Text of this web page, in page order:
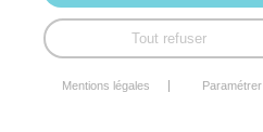
Tout refuser
Mentions légales Paramétrer